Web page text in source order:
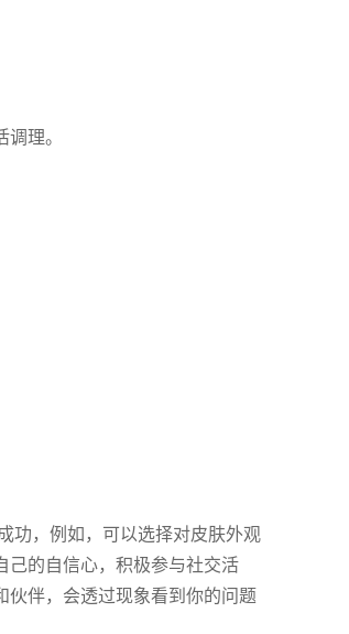
理。
功，例如，可以选择对皮肤外观
己的自信心，积极参与社交活
伙伴，会透过现象看到你的问题